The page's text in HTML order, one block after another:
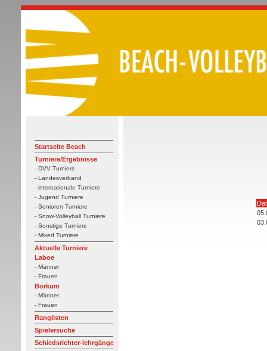
Startseite Beach
Turniere/Ergebnisse
- DVV Turniere
- Landesverband
- internationale Turniere
- Jugend Turniere
- Senioren Turniere
- Snow-Volleyball Turniere
- Sonstige Turniere
- Mixed Turniere
Aktuelle Turniere
Laboe
- Männer
- Frauen
Borkum
- Männer
- Frauen
Ranglisten
Spielersuche
Schiedsrichter-lehrgänge